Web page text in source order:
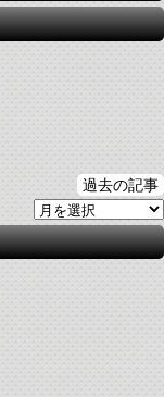
過去の記事